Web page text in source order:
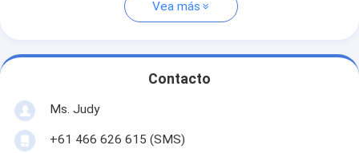
Vea más
Contacto
Ms. Judy
+61 466 626 615 (SMS)